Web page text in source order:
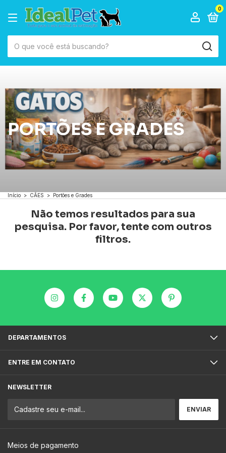
0
PORTÕES E GRADES
Início > CÃES > Portões e Grades
Não temos resultados para sua
pesquisa. Por favor, tente com outros
filtros.
DEPARTAMENTOS
ENTRE EM CONTATO
NEWSLETTER
Meios de pagamento